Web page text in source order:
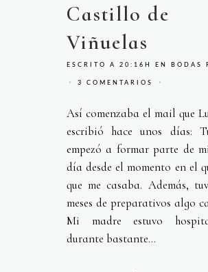
Castillo de
Viñuelas
ESCRITO A 20:16H EN BODAS
3 COMENTARIOS
Así comenzaba el mail que
escribió hace unos días:
empezó a formar parte de
día desde el momento en el
que me casaba. Además,
meses de preparativos algo
Mi madre estuvo
durante bastante...